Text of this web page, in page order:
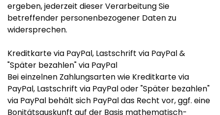
ergeben, jederzeit dieser Verarbeitung Sie
betreffender personenbezogener Daten zu
widersprechen.
Kreditkarte via PayPal, Lastschrift via PayPal &
"Später bezahlen" via PayPal
Bei einzelnen Zahlungsarten wie Kreditkarte via
PayPal, Lastschrift via PayPal oder "Später bezahlen"
via PayPal behält sich PayPal das Recht vor, ggf. eine
Bonitätsauskunft auf der Basis mathematisch-